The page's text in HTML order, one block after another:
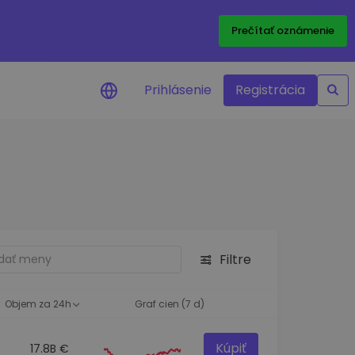
Prečítať oznámenie
príležitosti
pre optimálny
Prihlásenie Registrácia
Filtre
Objem za 24h Graf cien (7 d)
17.8B € Kúpiť